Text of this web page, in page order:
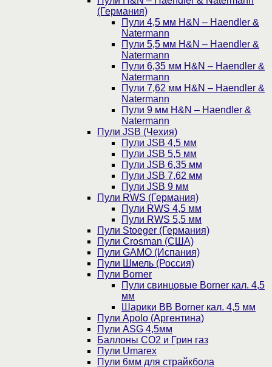
(Германия)
Пули 4,5 мм H&N – Haendler &
Natermann
Пули 5,5 мм H&N – Haendler &
Natermann
Пули 6,35 мм H&N – Haendler &
Natermann
Пули 7,62 мм H&N – Haendler &
Natermann
Пули 9 мм H&N – Haendler &
Natermann
Пули JSB (Чехия)
Пули JSB 4,5 мм
Пули JSB 5,5 мм
Пули JSB 6,35 мм
Пули JSB 7,62 мм
Пули JSB 9 мм
Пули RWS (Германия)
Пули RWS 4,5 мм
Пули RWS 5,5 мм
Пули Stoeger (Германия)
Пули Crosman (США)
Пули GAMO (Испания)
Пули Шмель (Россия)
Пули Borner
Пули свинцовые Borner кал. 4,5
мм
Шарики BB Borner кал. 4,5 мм
Пули Apolo (Аргентина)
Пули ASG 4,5мм
Баллоны CO2 и Грин газ
Пули Umarex
Пули 6мм для страйкбола